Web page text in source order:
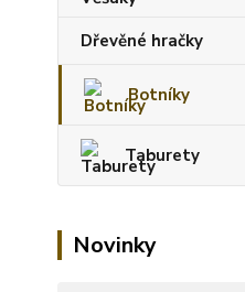
Dřevěné hračky
Botníky
Taburety
Novinky